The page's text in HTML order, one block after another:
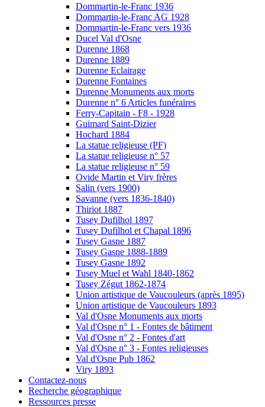
Dommartin-le-Franc 1936
Dommartin-le-Franc AG 1928
Dommartin-le-Franc vers 1936
Ducel Val d'Osne
Durenne 1868
Durenne 1889
Durenne Eclairage
Durenne Fontaines
Durenne Monuments aux morts
Durenne n° 6 Articles funéraires
Ferry-Capitain - F8 - 1928
Guimard Saint-Dizier
Hochard 1884
La statue religieuse (PF)
La statue religieuse n° 57
La statue religieuse n° 59
Ovide Martin et Viry frères
Salin (vers 1900)
Savanne (vers 1836-1840)
Thiriot 1887
Tusey Dufilhol 1897
Tusey Dufilhol et Chapal 1896
Tusey Gasne 1887
Tusey Gasne 1888-1889
Tusey Gasne 1892
Tusey Muel et Wahl 1840-1862
Tusey Zégut 1862-1874
Union artistique de Vaucouleurs (après 1895)
Union artistique de Vaucouleurs 1893
Val d'Osne Monuments aux morts
Val d'Osne n° 1 - Fontes de bâtiment
Val d'Osne n° 2 - Fontes d'art
Val d'Osne n° 3 - Fontes religieuses
Val d'Osne Pub 1862
Viry 1893
Contactez-nous
Recherche géographique
Ressources presse